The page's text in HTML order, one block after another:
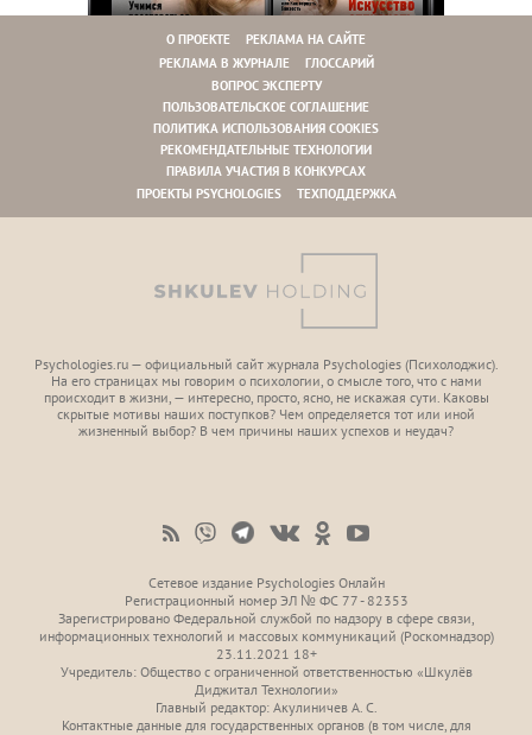
О ПРОЕКТЕ
РЕКЛАМА НА САЙТЕ
РЕКЛАМА В ЖУРНАЛЕ
ГЛОССАРИЙ
ВОПРОС ЭКСПЕРТУ
ПОЛЬЗОВАТЕЛЬСКОЕ СОГЛАШЕНИЕ
ПОЛИТИКА ИСПОЛЬЗОВАНИЯ COOKIES
РЕКОМЕНДАТЕЛЬНЫЕ ТЕХНОЛОГИИ
ПРАВИЛА УЧАСТИЯ В КОНКУРСАХ
ПРОЕКТЫ PSYCHOLOGIES
ТЕХПОДДЕРЖКА
Psychologies.ru — официальный сайт журнала Psychologies (Психoлоджиc).
На его страницах мы говорим о психологии, о смысле того, что с нами
происходит в жизни, — интересно, просто, ясно, не искажая сути. Каковы
скрытые мотивы наших поступков? Чем определяется тот или иной
жизненный выбор? В чем причины наших успехов и неудач?
Сетевое издание Psychologies Онлайн
Регистрационный номер ЭЛ № ФС 77 - 82353
Зарегистрировано Федеральной службой по надзору в сфере связи,
информационных технологий и массовых коммуникаций (Роскомнадзор)
23.11.2021 18+
Учредитель: Общество с ограниченной ответственностью «Шкулёв
Диджитал Технологии»
Главный редактор: Акулиничев А. С.
Контактные данные для государственных органов (в том числе, для